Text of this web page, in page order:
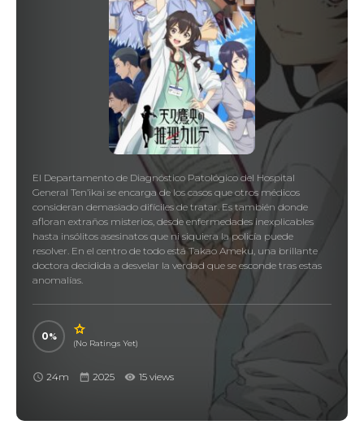
El Departamento de Diagnóstico Patológico del Hospital
General Ten’ikai se encarga de los casos que otros médicos
consideran demasiado difíciles de tratar. Es también donde
afloran extraños misterios, desde enfermedades inexplicables
hasta insólitos asesinatos que ni siquiera la policía puede
resolver. En el centro de todo está Takao Ameku, una brillante
doctora decidida a desvelar la verdad que se esconde tras estas
anomalías.
0
(No Ratings Yet)
24m 2025 15 views